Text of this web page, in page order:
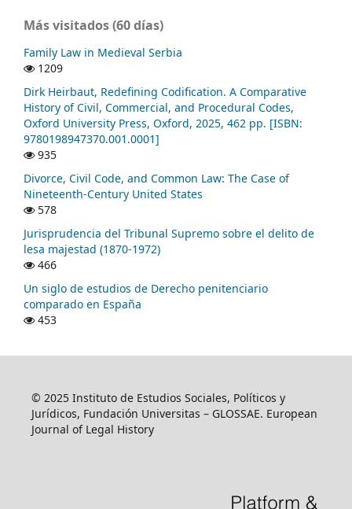
Más visitados (60 días)
Family Law in Medieval Serbia
1209
Dirk Heirbaut, Redefining Codification. A Comparative
History of Civil, Commercial, and Procedural Codes,
Oxford University Press, Oxford, 2025, 462 pp. [ISBN:
9780198947370.001.0001]
935
Divorce, Civil Code, and Common Law: The Case of
Nineteenth-Century United States
578
Jurisprudencia del Tribunal Supremo sobre el delito de
lesa majestad (1870-1972)
466
Un siglo de estudios de Derecho penitenciario
comparado en España
453
© 2025 Instituto de Estudios Sociales, Políticos y
Jurídicos, Fundación Universitas – GLOSSAE. European
Journal of Legal History